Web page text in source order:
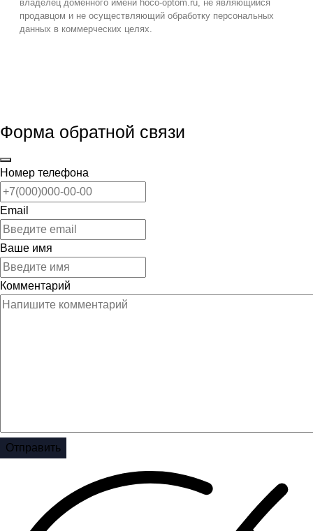
владелец доменного имени hoco-optom.ru, не являющийся
продавцом и не осуществляющий обработку персональных
данных в коммерческих целях.
Форма обратной связи
Номер телефона
Email
Ваше имя
Комментарий
Отправить